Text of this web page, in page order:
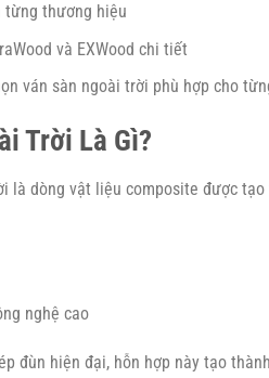
từng thương hiệu
và EXWood chi tiết
ván sàn ngoài trời phù hợp cho
Trời Là Gì?
là dòng vật liệu composite được
nghệ cao
đùn hiện đại, hỗn hợp này tạo